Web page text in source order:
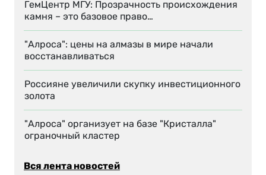
ГемЦентр МГУ: Прозрачность происхождения
камня – это базовое право…
"Алроса": цены на алмазы в мире начали
восстанавливаться
Россияне увеличили скупку инвестиционного
золота
"Алроса" организует на базе "Кристалла"
ограночный кластер
Вся лента новостей